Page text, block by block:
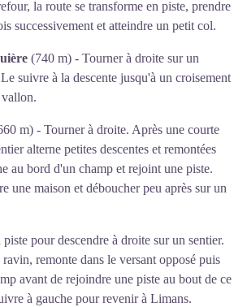
la route se transforme en piste, prendre
successivement et atteindre un petit col.
(740 m) - Tourner à droite sur un
suivre à la descente jusqu'à un croisement
m) - Tourner à droite. Après une courte
alterne petites descentes et remontées
au bord d'un champ et rejoint une piste.
une maison et déboucher peu après sur un
pour descendre à droite sur un sentier.
remonte dans le versant opposé puis
avant de rejoindre une piste au bout de ce
à gauche pour revenir à Limans.